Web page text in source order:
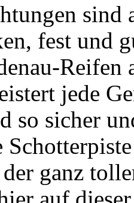
sind
fest und
Reifen
jede
so sicher
der ganz